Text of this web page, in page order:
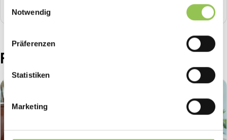
Notwendig
Präferenzen
Statistiken
Marketing
Formate & Plattformen